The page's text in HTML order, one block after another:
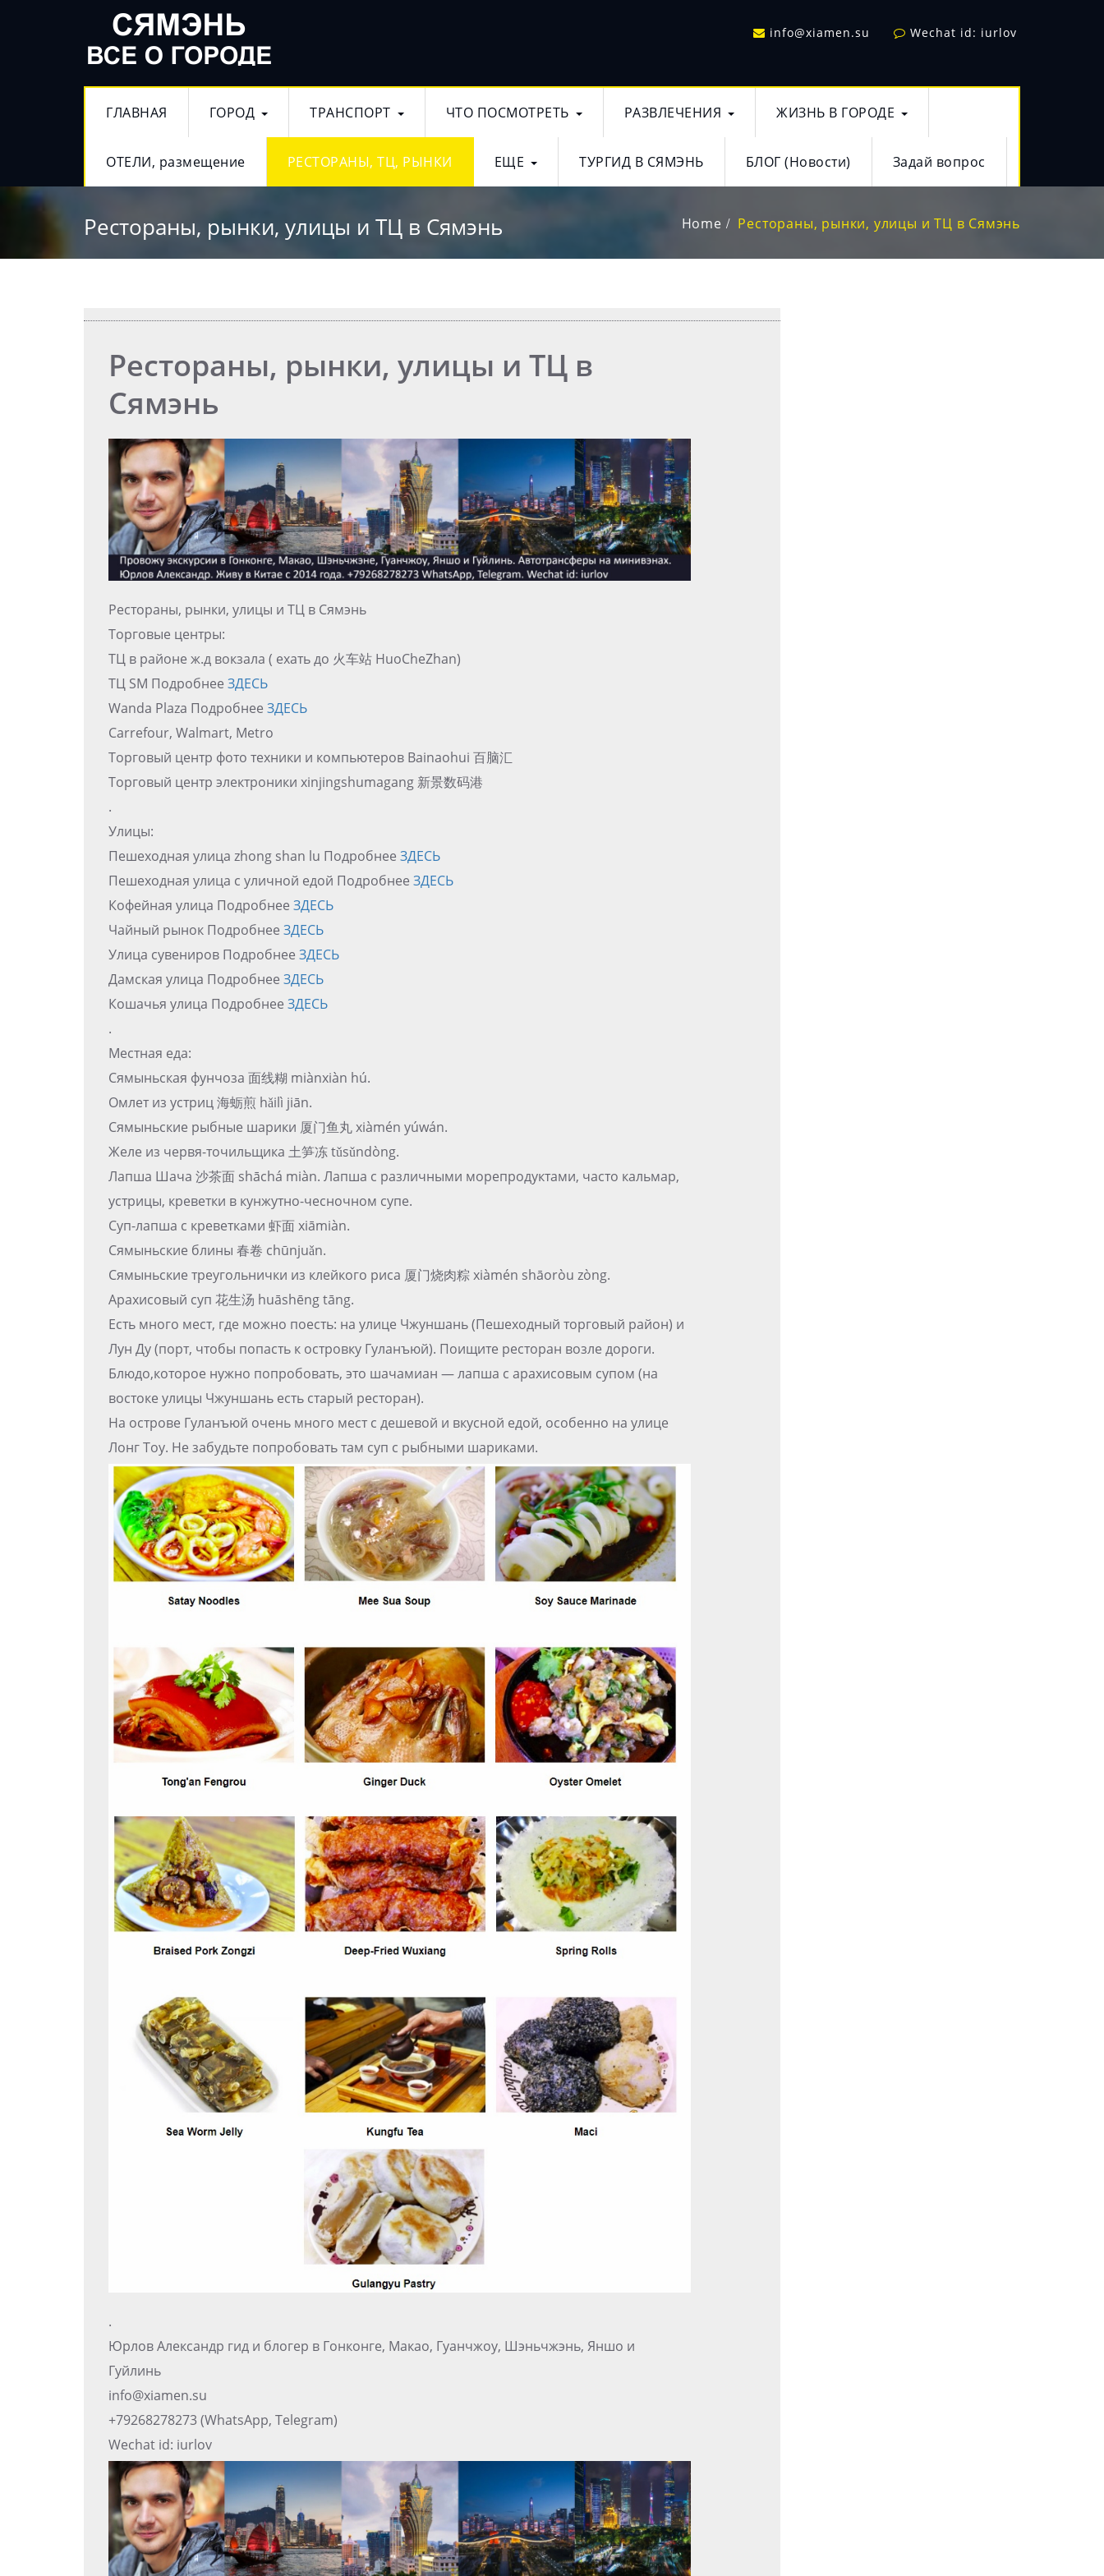
info@xiamen.su Wechat id: iurlov
ГЛАВНАЯ ГОРОД ТРАНСПОРТ ЧТО ПОСМОТРЕТЬ РАЗВЛЕЧЕНИЯ ЖИЗНЬ В ГОРОДЕ
ОТЕЛИ, размещение РЕСТОРАНЫ, ТЦ, РЫНКИ ЕЩЕ ТУРГИД В СЯМЭНЬ БЛОГ (Новости) Задай вопрос
Рестораны, рынки, улицы и ТЦ в Сямэнь Home Рестораны, рынки, улицы и ТЦ в Сямэнь
Рестораны, рынки, улицы и ТЦ в
Сямэнь
Рестораны, рынки, улицы и ТЦ в Сямэнь
Торговые центры:
ТЦ в районе ж.д вокзала ( ехать до 火车站 HuoCheZhan)
ТЦ SM Подробнее ЗДЕСЬ
Wanda Plaza Подробнее ЗДЕСЬ
Carrefour, Walmart, Metro
Торговый центр фото техники и компьютеров Bainaohui 百脑汇
Торговый центр электроники xinjingshumagang 新景数码港
.
Улицы:
Пешеходная улица zhong shan lu Подробнее ЗДЕСЬ
Пешеходная улица c уличной едой Подробнее ЗДЕСЬ
Кофейная улица Подробнее ЗДЕСЬ
Чайный рынок Подробнее ЗДЕСЬ
Улица сувениров Подробнее ЗДЕСЬ
Дамская улица Подробнее ЗДЕСЬ
Кошачья улица Подробнее ЗДЕСЬ
.
Местная еда:
Сямыньская фунчоза 面线糊 miànxiàn hú.
Омлет из устриц 海蛎煎 hǎilì jiān.
Сямыньские рыбные шарики 厦门鱼丸 xiàmén yúwán.
Желе из червя-точильщика 土笋冻 tǔsǔndòng.
Лапша Шача 沙茶面 shāchá miàn. Лапша с различными морепродуктами, часто кальмар,
устрицы, креветки в кунжутно-чесночном супе.
Суп-лапша с креветками 虾面 xiāmiàn.
Сямыньские блины 春卷 chūnjuǎn.
Сямыньские треугольнички из клейкого риса 厦门烧肉粽 xiàmén shāoròu zòng.
Арахисовый суп 花生汤 huāshēng tāng.
Есть много мест, где можно поесть: на улице Чжуншань (Пешеходный торговый район) и
Лун Ду (порт, чтобы попасть к островку Гуланъюй). Поищите ресторан возле дороги.
Блюдо,которое нужно попробовать, это шачамиан — лапша с арахисовым супом (на
востоке улицы Чжуншань есть старый ресторан).
На острове Гуланъюй очень много мест с дешевой и вкусной едой, особенно на улице
Лонг Тоу. Не забудьте попробовать там суп с рыбными шариками.
.
Юрлов Александр гид и блогер в Гонконге, Макао, Гуанчжоу, Шэньчжэнь, Яншо и
Гуйлинь
info@xiamen.su
+79268278273 (WhatsApp, Telegram)
Wechat id: iurlov